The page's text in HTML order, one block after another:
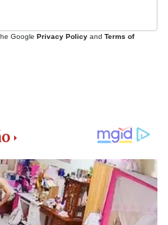
Google Privacy Policy and Terms of